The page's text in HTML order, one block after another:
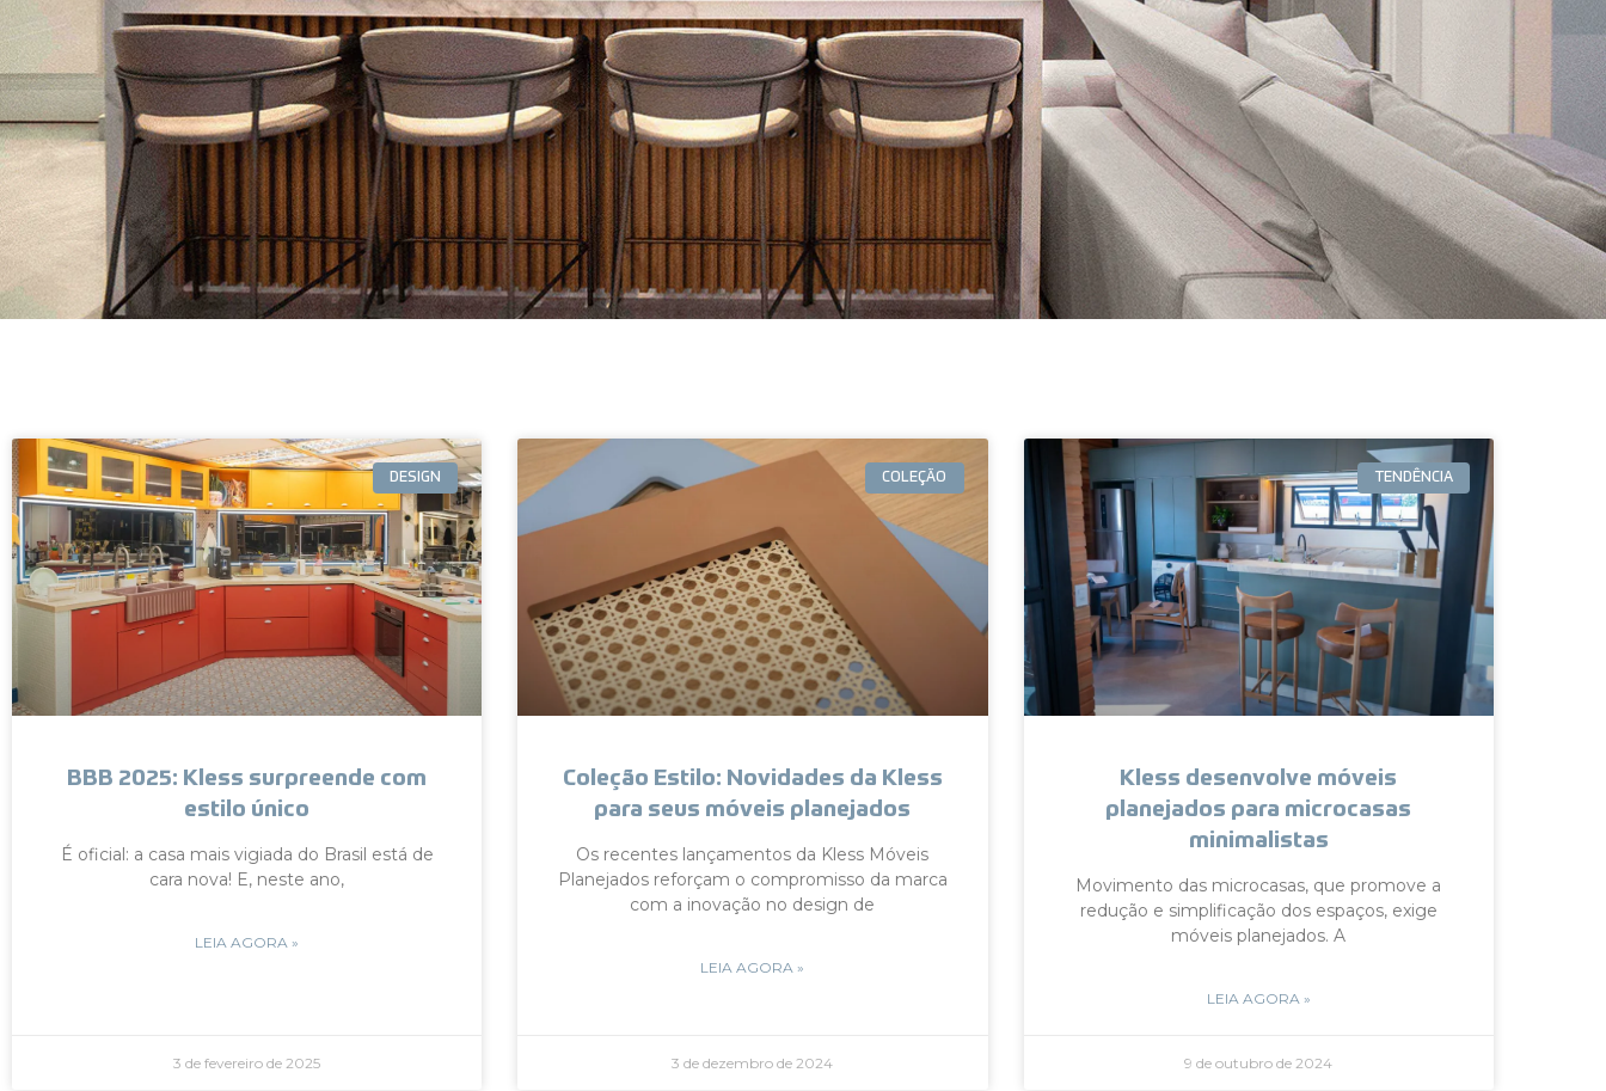
DESIGN
BBB 2025: Kless surpreende com
estilo único
É oficial: a casa mais vigiada do Brasil está de
cara nova! E, neste ano,
LEIA AGORA »
3 de fevereiro de 2025
COLEÇÃO
Coleção Estilo: Novidades da Kless
para seus móveis planejados
Os recentes lançamentos da Kless Móveis
Planejados reforçam o compromisso da marca
com a inovação no design de
LEIA AGORA »
3 de dezembro de 2024
TENDÊNCIA
Kless desenvolve móveis
planejados para microcasas
minimalistas
Movimento das microcasas, que promove a
redução e simplificação dos espaços, exige
móveis planejados. A
LEIA AGORA »
9 de outubro de 2024